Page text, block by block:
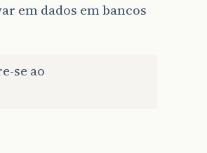
em dados em bancos
se ao